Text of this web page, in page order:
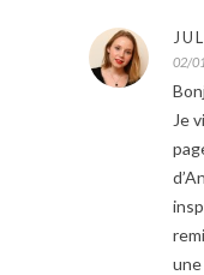
02/
Je